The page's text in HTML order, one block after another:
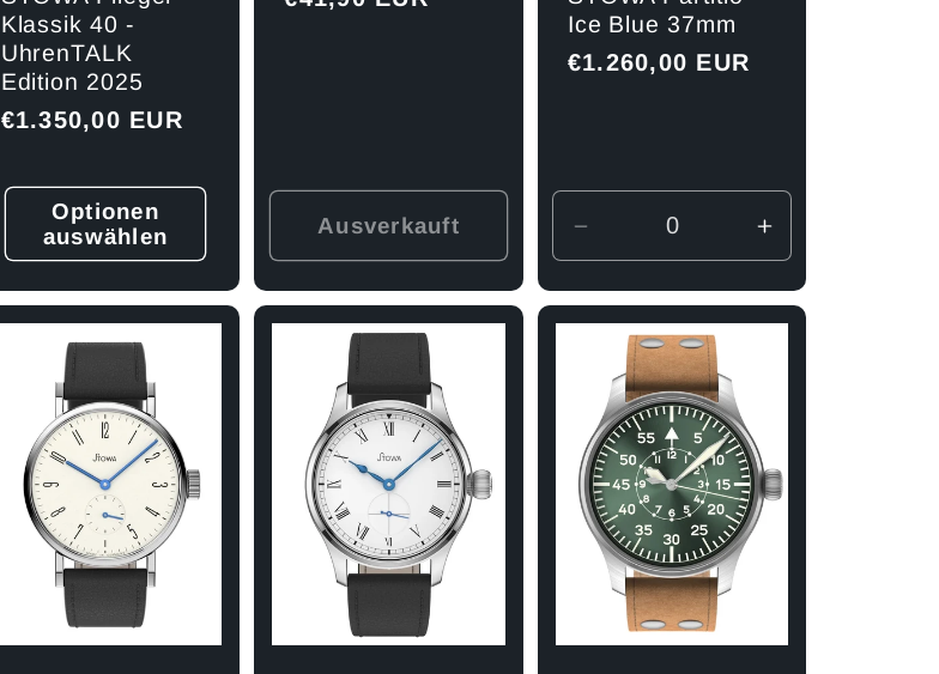
Klassik 40 -
UhrenTALK
Edition 2025
Normaler
€1.350,00 EUR
Optionen
auswählen
Ausverkauft
Ice Blue 37mm
Normaler
€1.260,00 EUR
Verringere
die
Menge
für
Default
Title
Erhöhe
die
Menge
für